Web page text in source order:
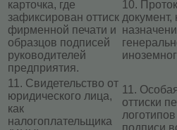
карточка, где
зафиксирован оттиск
фирменной печати и
образцов подписей
руководителей
предприятия.
10.
11. Свидетельство от
юридического лица,
как
налогоплательщика
11.
оттиски
подписи